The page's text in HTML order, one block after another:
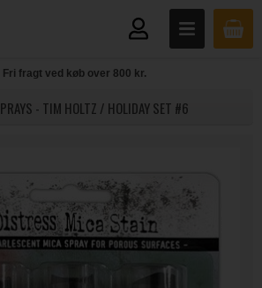
Fri fragt ved køb over 800 kr.
- TIM HOLTZ / HOLIDAY SET #6